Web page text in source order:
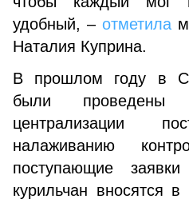
удобный, – отметила
Наталия Куприна.
В прошлом году в
были проведены
централизации
налаживанию
поступающие
курильчан вносятся